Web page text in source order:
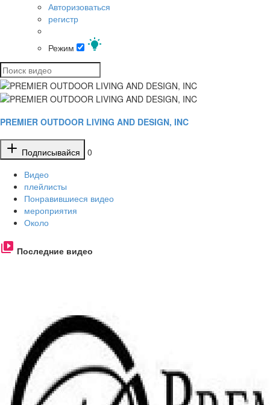
Авторизоваться
регистр
Режим
PREMIER OUTDOOR LIVING AND DESIGN, INC
Подписывайся
0
Видео
плейлисты
Понравившиеся видео
мероприятия
Около
Последние видео